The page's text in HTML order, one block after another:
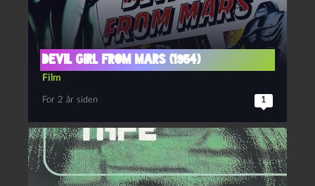
Devil Girl from Mars (1954)
Film
For 2 år siden 1